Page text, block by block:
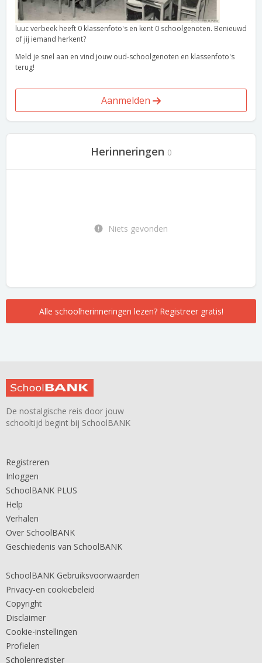
luuc verbeek heeft 0 klassenfoto's en kent 0 schoolgenoten. Benieuwd
of jij iemand herkent?
Meld je snel aan en vind jouw oud-schoolgenoten en klassenfoto's
terug!
Aanmelden
Herinneringen 0
Niets gevonden
Alle schoolherinneringen lezen? Registreer gratis!
De nostalgische reis door jouw
schooltijd begint bij SchoolBANK
Registreren
Inloggen
SchoolBANK PLUS
Help
Verhalen
Over SchoolBANK
Geschiedenis van SchoolBANK
SchoolBANK Gebruiksvoorwaarden
Privacy-en cookiebeleid
Copyright
Disclaimer
Cookie-instellingen
Profielen
Scholenregister